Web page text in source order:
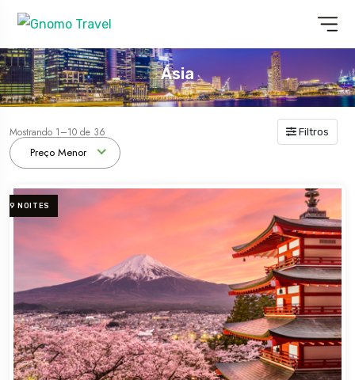
Ásia
Mostrando 1–10 de 36
Preço Menor
9 NOITES
Filtros